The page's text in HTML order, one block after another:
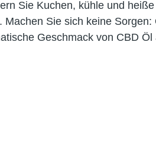
Sie Kuchen, kühle und
Sie sich keine
Geschmack von CBD